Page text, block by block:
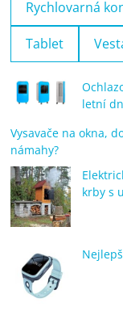
Rychlovarná
Tablet
letní
Vysavače na okna,
námahy?
krby s